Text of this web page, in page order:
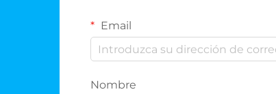
Email
Nombre